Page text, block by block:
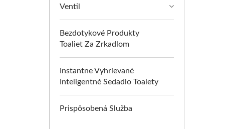
Ventil
Bezdotykové Produkty
Toaliet Za Zrkadlom
Instantne Vyhrievané
Inteligentné Sedadlo Toalety
Prispôsobená Služba